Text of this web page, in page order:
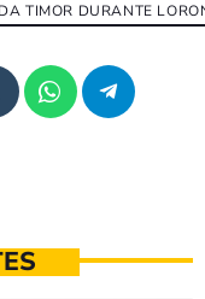
TIMOR DURANTE